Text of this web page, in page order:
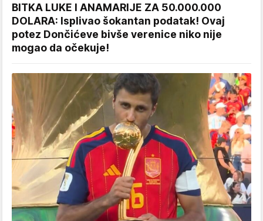
BITKA LUKE I ANAMARIJE ZA 50.000.000
DOLARA: Isplivao šokantan podatak! Ovaj
potez Dončićeve bivše verenice niko nije
mogao da očekuje!